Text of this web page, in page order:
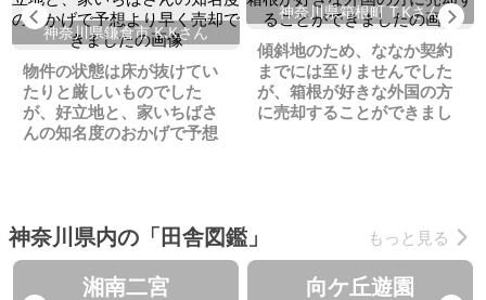
Previous
神奈川県鎌倉市 K.Kさん
物件の状態は床が抜けてい
たりと厳しいものでした
が、好立地と、家いちばさ
んの知名度のおかげで予想
神奈川県箱根町 T.Kさん
傾斜地のため、ななか契約
までには至りませんでした
が、箱根が好きな外国の方
に売却することができまし
神奈川県内の「田舎図鑑」 もっと見る
湘南二宮 向ケ丘遊園